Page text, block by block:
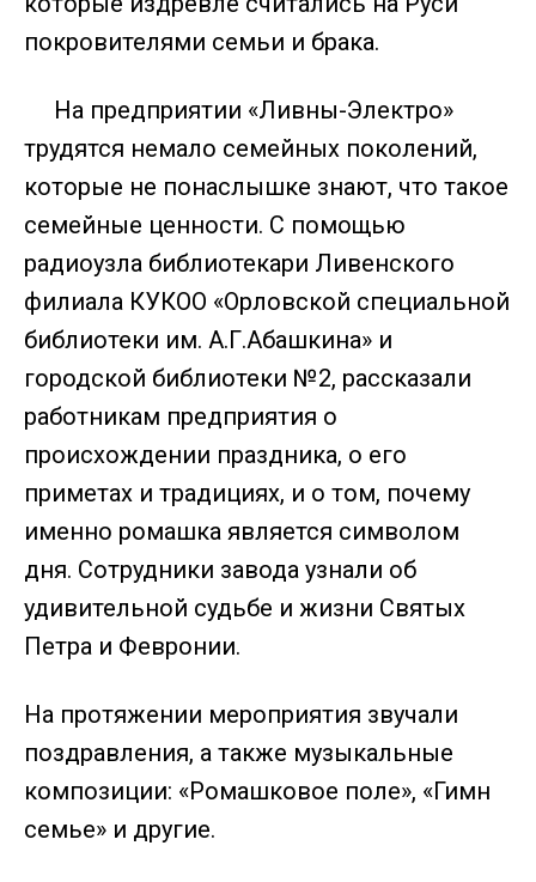
покровителями семьи и брака.
На предприятии «Ливны-Электро»
трудятся немало семейных поколений,
которые не понаслышке знают, что такое
семейные ценности. С помощью
радиоузла библиотекари Ливенского
филиала КУКОО «Орловской специальной
библиотеки им. А.Г.Абашкина» и
городской библиотеки №2, рассказали
работникам предприятия о
происхождении праздника, о его
приметах и традициях, и о том, почему
именно ромашка является символом
дня. Сотрудники завода узнали об
удивительной судьбе и жизни Святых
Петра и Февронии.
На протяжении мероприятия звучали
поздравления, а также музыкальные
композиции: «Ромашковое поле», «Гимн
семье» и другие.